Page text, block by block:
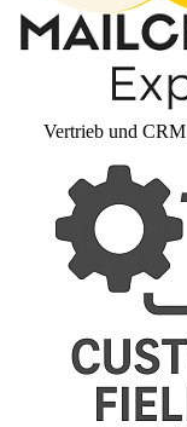
Vertrieb und CRM